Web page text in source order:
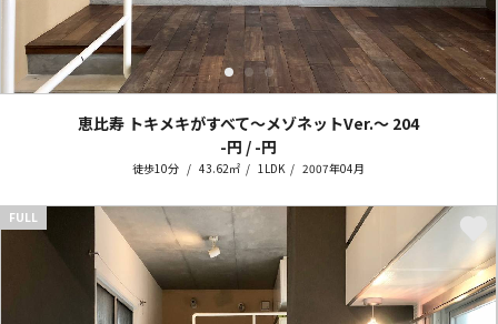
恵比寿 トキメキがすべて～メゾネットVer.～ 204
-円 / -円
徒歩10分 43.62㎡ 1LDK 2007年04月
FULL